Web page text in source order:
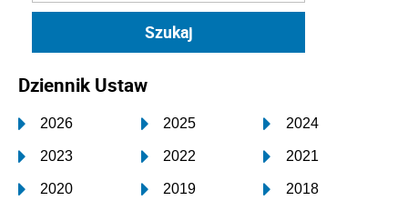
Dziennik Ustaw
2026 2025 2024
2023 2022 2021
2020 2019 2018